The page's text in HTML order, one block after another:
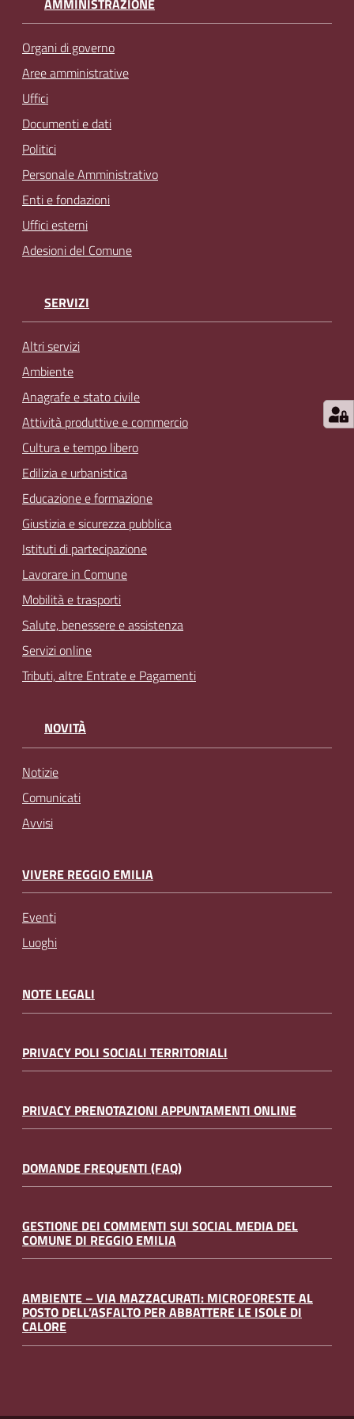
n
t
Seguici
su
Organi di governo
Aree amministrative
Uffici
Documenti e dati
Politici
Personale Amministrativo
Enti e fondazioni
Uffici esterni
Adesioni del Comune
SERVIZI
Altri servizi
Ambiente
Anagrafe e stato civile
Attività produttive e commercio
Cultura e tempo libero
Edilizia e urbanistica
Educazione e formazione
Giustizia e sicurezza pubblica
Istituti di partecipazione
Lavorare in Comune
Mobilità e trasporti
Salute, benessere e assistenza
Servizi online
Tributi, altre Entrate e Pagamenti
NOVITÀ
Notizie
Comunicati
Avvisi
VIVERE REGGIO EMILIA
Eventi
Luoghi
NOTE LEGALI
PRIVACY POLI SOCIALI TERRITORIALI
PRIVACY PRENOTAZIONI APPUNTAMENTI ONLINE
DOMANDE FREQUENTI (FAQ)
GESTIONE DEI COMMENTI SUI SOCIAL MEDIA DEL
COMUNE DI REGGIO EMILIA
AMBIENTE – VIA MAZZACURATI: MICROFORESTE AL
POSTO DELL’ASFALTO PER ABBATTERE LE ISOLE DI
CALORE